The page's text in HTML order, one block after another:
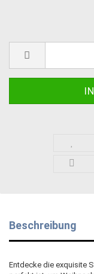
Beschreibung
Entdecke die exquisite